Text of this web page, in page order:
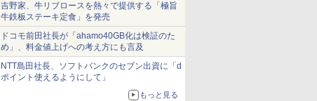
吉野家、牛リブロースを熱々で提供する「極旨
牛鉄板ステーキ定食」を発売
ドコモ前田社長が「ahamo40GB化は検証のた
め」、料金値上げへの考え方にも言及
NTT島田社長、ソフトバンクのセブン出資に「d
ポイント使えるようにして」
もっと見る